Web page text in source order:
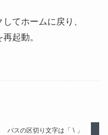
てホームに戻り、
起動。
パスの区切り文字は「 \ 」